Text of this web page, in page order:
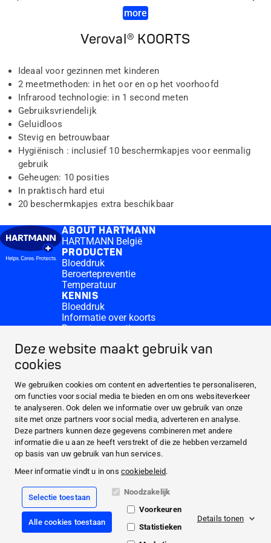
Deze website maakt gebruik van
cookies
We gebruiken cookies om content en advertenties te personaliseren,
om functies voor social media te bieden en om ons websiteverkeer
te analyseren. Ook delen we informatie over uw gebruik van onze
site met onze partners voor social media, adverteren en analyse.
Deze partners kunnen deze gegevens combineren met andere
informatie die u aan ze heeft verstrekt of die ze hebben verzameld
op basis van uw gebruik van hun services.
Meer informatie vindt u in onscookiebeleid.
Selectie toestaan
Alle cookies toestaan
Noodzakelijk
Voorkeuren
Statistieken
Details tonen
more
Veroval® KOORTS
Ideaal voor gezinnen met kinderen
2 meetmethoden: in het oor en op het voorhoofd
Infrarood technologie: in 1 second meten
Gebruiksvriendelijk
Geluidloos
Stevig en betrouwbaar
Hygiënisch : inclusief 10 beschermkapjes voor eenmalig
gebruik
Geheugen: 10 posities
In praktisch hard etui
20 beschermkapjes extra beschikbaar
ABOUT HARTMANN
HARTMANN België
PRODUCTEN
Bloeddruk
Beroertepreventie
Temperatuur
KENNIS
Bloeddruk
Informatie over koorts
Beroertepreventie
Medi.connect Inloggen
ABOUT HARTMANN
PRODUCTEN
KENNIS
CONTACT & MORE
Facebook
Legale info's en disclaimer
Cookiebeleid
Privacyverklaring
Algemene Verkoopsvoorwaarden